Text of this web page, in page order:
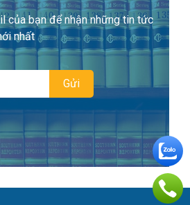
của bạn để nhận những tin tức
nhất